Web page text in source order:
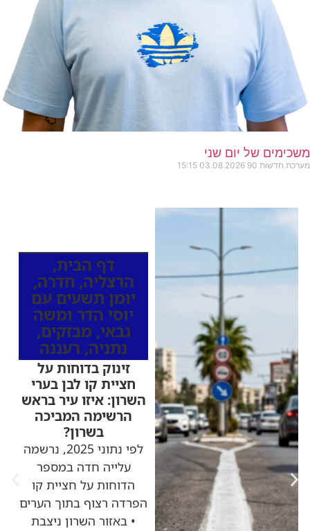
משכימים של יום שני
מערכת חדשות 90 03.08.2026
15:15
דף הבית,
הרצליה, חדרה,
יומן תשעים עם
יוסי הדר ומשה
גבאי, מבזקים,
נתניה, רעננה
זינוק בדוחות על
חציית קו לבן בערי
השרון: איזו עיר בראש
הרשימה המביכה
בשרון?
לפי נתוני 2025, נרשמה
עלייה חדה במספר
הדוחות על חציית קו
הפרדה רצוף בתוך הערים
• באזור השרון ניצבת